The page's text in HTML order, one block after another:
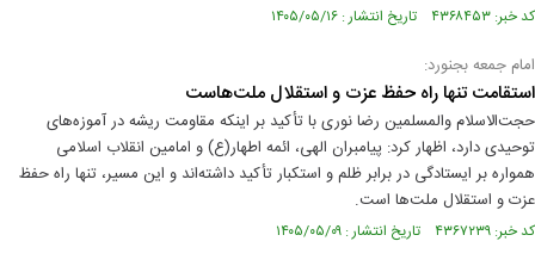
کد خبر: ۴۳۶۸۴۵۳ تاریخ انتشار : ۱۴۰۵/۰۵/۱۶
امام جمعه بجنورد:
استقامت تنها راه حفظ عزت و استقلال ملت‌هاست
حجت‌الاسلام والمسلمین رضا نوری با تأکید بر اینکه مقاومت ریشه در آموزه‌های
توحیدی دارد، اظهار کرد: پیامبران الهی، ائمه اطهار(ع) و امامین انقلاب اسلامی
همواره بر ایستادگی در برابر ظلم و استکبار تأکید داشته‌اند و این مسیر، تنها راه حفظ
عزت و استقلال ملت‌ها است.
کد خبر: ۴۳۶۷۲۳۹ تاریخ انتشار : ۱۴۰۵/۰۵/۰۹